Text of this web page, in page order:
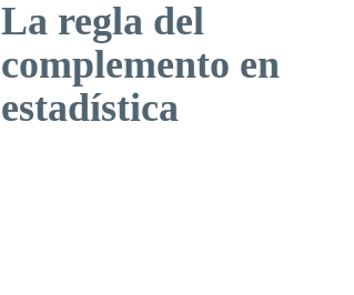
La regla del
complemento en
estadística